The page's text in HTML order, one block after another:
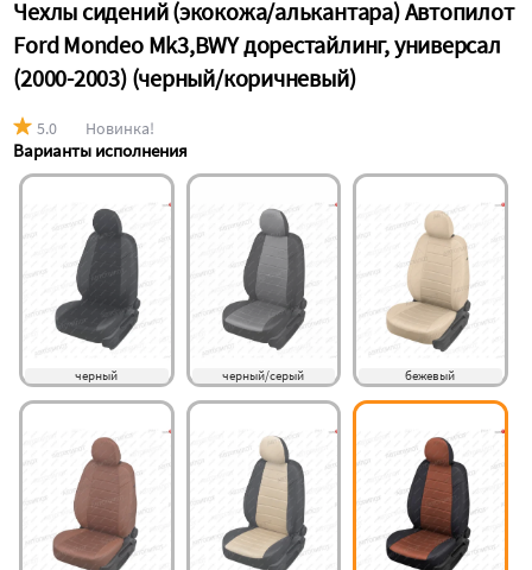
Чехлы сидений (экокожа/алькантара) Автопилот
Ford Mondeo Mk3,BWY дорестайлинг, универсал
(2000-2003) (черный/коричневый)
5.0 Новинка!
Варианты исполнения
черный черный/серый бежевый